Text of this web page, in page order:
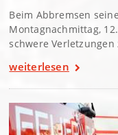
Beim Abbremsen
Montagnachmittag,
schwere Verletzungen
weiterlesen